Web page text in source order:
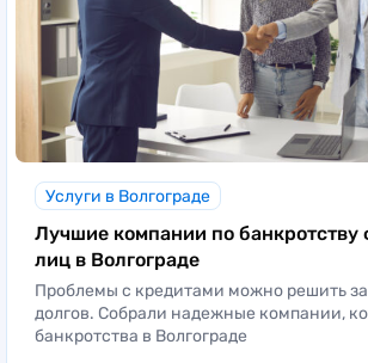
Услуги в Волгограде
Лучшие компании по банкротству
лиц в Волгограде
Проблемы с кредитами можно решить
долгов. Собрали надежные компании,
банкротства в Волгограде